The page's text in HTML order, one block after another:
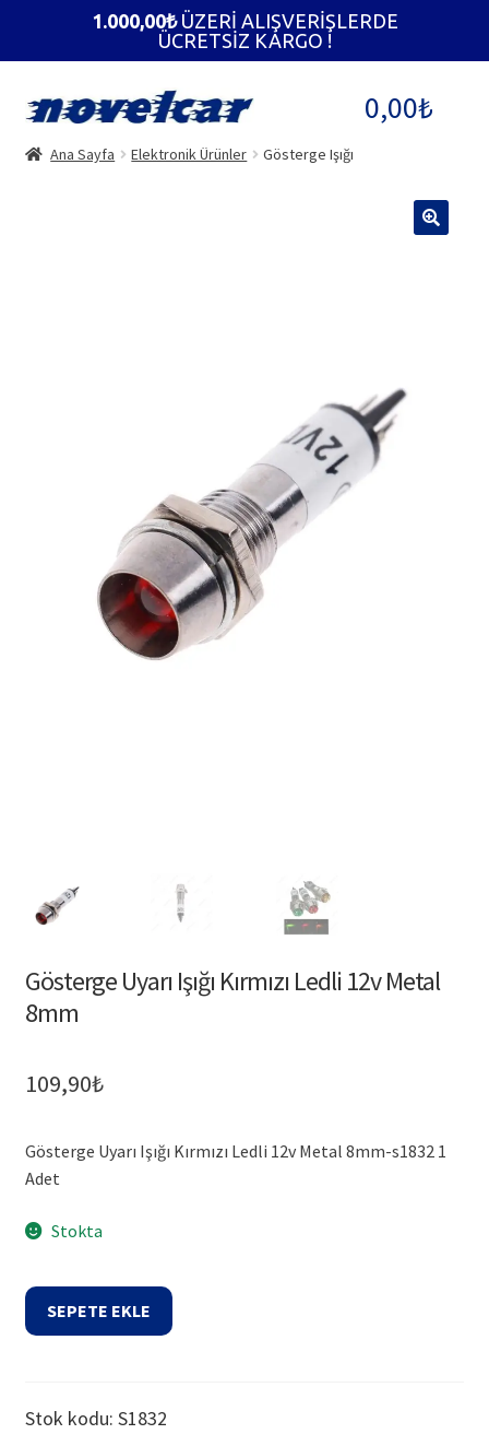
geç
geç
0,00₺
Ana Sayfa Elektronik Ürünler Gösterge Işığı
Gösterge Uyarı Işığı Kırmızı Ledli 12v Metal
8mm
109,90₺
Gösterge Uyarı Işığı Kırmızı Ledli 12v Metal 8mm-s1832 1
Adet
Stokta
Gösterge
Uyarı
Ledli
SEPETE EKLE
Stok kodu: S1832
1.000,00₺ÜZERİ ALIŞVERİŞLERDE
ÜCRETSİZ KARGO !